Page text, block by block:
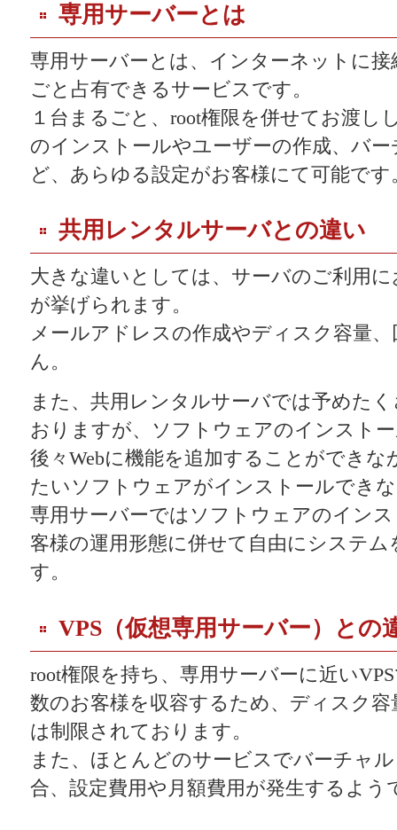
専用サーバーとは
専用サーバーとは、インターネットに
ごと占有できるサービスです。
１台まるごと、root権限を併せてお渡し
のインストールやユーザーの作成、バ
ど、あらゆる設定がお客様にて可能です
共用レンタルサーバとの違い
大きな違いとしては、サーバのご利用
が挙げられます。
メールアドレスの作成やディスク容量
ん。
また、共用レンタルサーバでは予めた
おりますが、ソフトウェアのインスト
後々Webに機能を追加することができ
たいソフトウェアがインストールでき
専用サーバーではソフトウェアのイン
客様の運用形態に併せて自由にシステ
す。
VPS（仮想専用サーバー）との
root権限を持ち、専用サーバーに近い
数のお客様を収容するため、ディスク容
は制限されております。
また、ほとんどのサービスでバーチャ
合、設定費用や月額費用が発生するよう